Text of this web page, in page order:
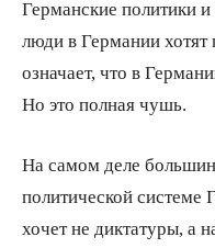
Германские политики
люди в Германии хотят
означает, что в
Но это полная чушь.
На самом деле
политической системе
хочет не диктатуры, а